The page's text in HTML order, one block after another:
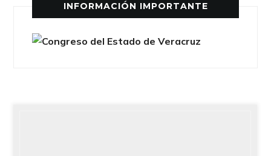
INFORMACIÓN IMPORTANTE